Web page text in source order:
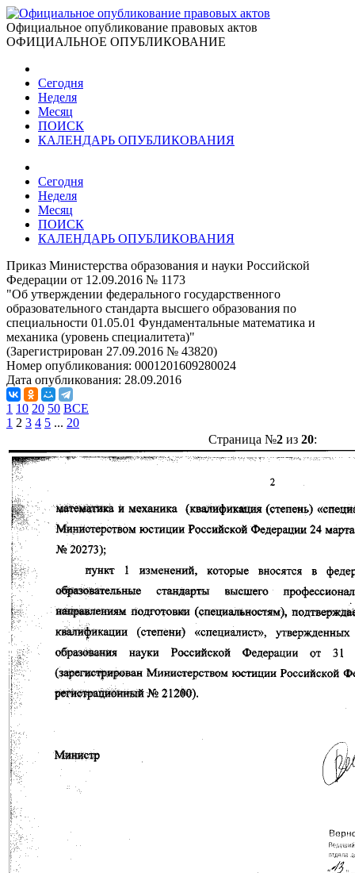
Официальное опубликование правовых актов
ОФИЦИАЛЬНОЕ ОПУБЛИКОВАНИЕ
Сегодня
Неделя
Месяц
ПОИСК
КАЛЕНДАРЬ ОПУБЛИКОВАНИЯ
Сегодня
Неделя
Месяц
ПОИСК
КАЛЕНДАРЬ ОПУБЛИКОВАНИЯ
Приказ Министерства образования и науки Российской
Федерации от 12.09.2016 № 1173
"Об утверждении федерального государственного
образовательного стандарта высшего образования по
специальности 01.05.01 Фундаментальные математика и
механика (уровень специалитета)"
(Зарегистрирован 27.09.2016 № 43820)
Номер опубликования: 0001201609280024
Дата опубликования: 28.09.2016
1 10 20 50 ВСЕ
1 2 3 4 5 ... 20
Страница №2из 20: